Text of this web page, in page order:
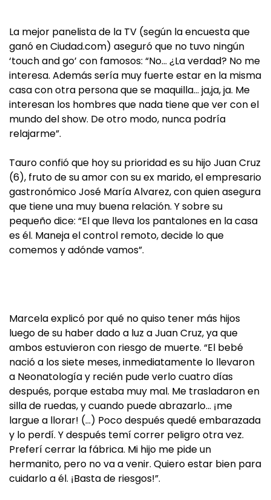
La mejor panelista de la TV (según la encuesta que
ganó en Ciudad.com) aseguró que no tuvo ningún
‘touch and go’ con famosos: “No… ¿La verdad? No me
interesa. Además sería muy fuerte estar en la misma
casa con otra persona que se maquilla… ja,ja, ja. Me
interesan los hombres que nada tiene que ver con el
mundo del show. De otro modo, nunca podría
relajarme”.
Tauro confió que hoy su prioridad es su hijo Juan Cruz
(6), fruto de su amor con su ex marido, el empresario
gastronómico José María Alvarez, con quien asegura
que tiene una muy buena relación. Y sobre su
pequeño dice: “El que lleva los pantalones en la casa
es él. Maneja el control remoto, decide lo que
comemos y adónde vamos”.
Marcela explicó por qué no quiso tener más hijos
luego de su haber dado a luz a Juan Cruz, ya que
ambos estuvieron con riesgo de muerte. “El bebé
nació a los siete meses, inmediatamente lo llevaron
a Neonatología y recién pude verlo cuatro días
después, porque estaba muy mal. Me trasladaron en
silla de ruedas, y cuando puede abrazarlo… ¡me
largue a llorar! (…) Poco después quedé embarazada
y lo perdí. Y después temí correr peligro otra vez.
Preferí cerrar la fábrica. Mi hijo me pide un
hermanito, pero no va a venir. Quiero estar bien para
cuidarlo a él. ¡Basta de riesgos!”.